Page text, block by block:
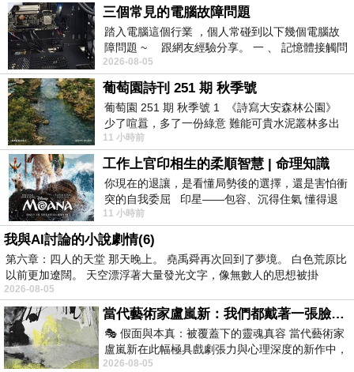
剛好上週這學期最後一次合奏課前，老師請我統計本學期
的練琴總時數，統計結果：一共有7個小朋友整學琴練琴超
過4000分鐘(統計期間：2月底～6月中)，平均每個月練琴
時間超過1000分鐘，而這當然不包括在校的晨練、分部
課、合奏課、和個別課的時間。
有朋友說：「這樣聽起來不難阿，每天半小時就能做到
了。」
的確，做喜歡的事一天半小時一點也不多，
我喜歡書寫，一寫就是一小時；
三個常見的電腦故障問題
踏入電腦這個行業 ，個人常碰到以下幾個電腦故
障問題 ~ 跟網友經驗分享。 一 、 記憶體接觸問
題 : 記憶體即
2026-08-05
葡萄園詩刊 251 期 秋季號
葡萄園 251 期 秋季號 1 《詩寫大安森林公園》
少了喧囂，多了一份綠意 難能可貴水泥叢林多出
一
11 小時前
工作上官印相生的柔順智慧 | 命理知識
你現在的退讓，是看懂局勢後的選擇，還是害怕衝
突的自我委屈 印星——包容、沉得住氣 懂得退
一步觀察，不會
11 小時前
我與AI討論的小說劇情(6)
第六章：四人的天堂 那天晚上。 堯禹舜再次回到了夢境。 白色荒原比
以前更加遼闊。 天空漂浮著大量發光文字，像無數人的思想被掛
2026-08-05
當代藝術家盧嵐新：我們都戴著一張臉，可真正的自己，總藏在那些被塗抹、被覆蓋的痕跡裡
🎭 假面與本真：被覆蓋下的靈魂真容 當代藝術家
盧嵐新在此幅極具戲劇張力與心理深度的新作中，
運用質感豐富的紙材肌理、墨痕與大膽的
2026-08-05